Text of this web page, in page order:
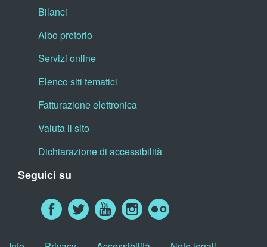
Bilanci
Albo pretorio
Servizi online
Elenco siti tematici
Fatturazione elettronica
Valuta il sito
Dichiarazione di accessibilità
Seguici su